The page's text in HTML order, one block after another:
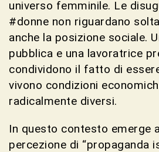
universo femminile. Le
#donne non riguardano
anche la posizione sociale.
pubblica e una lavoratrice
condividono il fatto di
vivono condizioni
radicalmente diversi.
In questo contesto emerge
percezione di “propaganda